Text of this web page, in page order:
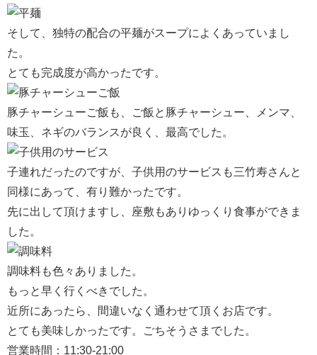
そして、独特の配合の平麺がスープによくあっていまし
た。
とても完成度が高かったです。
豚チャーシューご飯も、ご飯と豚チャーシュー、メンマ、
味玉、ネギのバランスが良く、最高でした。
子連れだったのですが、子供用のサービスも三竹寿さんと
同様にあって、有り難かったです。
先に出して頂けますし、座敷もありゆっくり食事ができま
した。
調味料も色々ありました。
もっと早く行くべきでした。
近所にあったら、間違いなく通わせて頂くお店です。
とても美味しかったです。ごちそうさまでした。
営業時間：11:30-21:00